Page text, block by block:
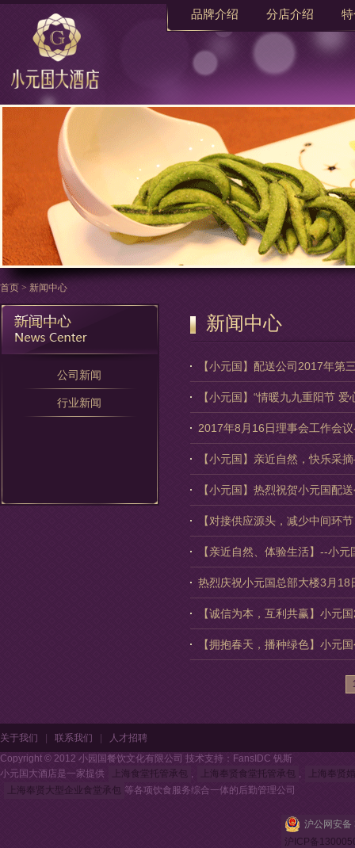
品牌介绍 分店介绍
首页 > 新闻中心
公司新闻
行业新闻
新闻中心
【小元国】配送公司2017年第
【小元国】“情暖九九重阳节 爱
2017年8月16日理事会工作会
【小元国】亲近自然，快乐
【小元国】热烈祝贺小元国配
【对接供应源头，减少中间环
【亲近自然、体验生活】--小
热烈庆祝小元国总部大楼3月18
【诚信为本，互利共赢】小元
【拥抱春天，播种绿色】小元
关于我们 联系我们
人才招聘
Copyright © 2012 小园国餐饮文化有限公司 技术支持：FansIDC 钒斯
小元国大酒店是一家提供
上海食堂托管承包 , 上海奉贤食堂托管承包 ,
上海奉贤
上海奉贤大型企业食堂承包 等各项饮食服务综合一体的后勤管理公司
沪公网安
沪ICP备